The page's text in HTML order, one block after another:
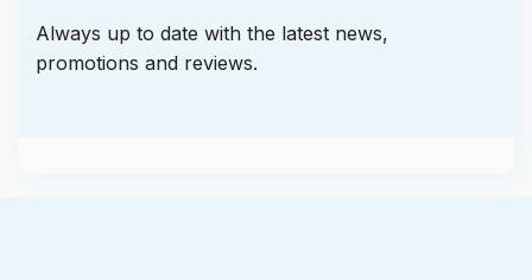
Always up to date with the latest news,
promotions and reviews.